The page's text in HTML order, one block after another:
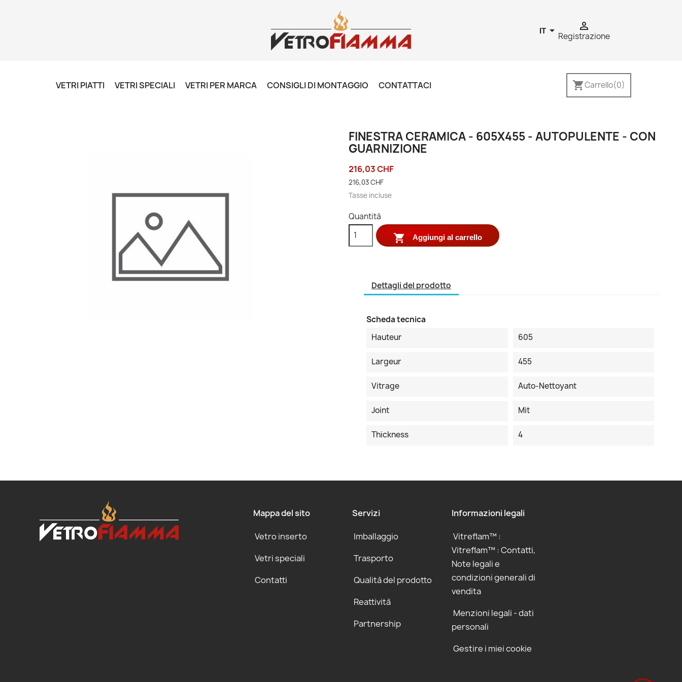
IT  
Registrazione
shopping_cartCarrello(0)
VETRI PIATTI VETRI SPECIALI VETRI PER MARCA CONSIGLI DI MONTAGGIO CONTATTACI
FINESTRA CERAMICA - 605X455 - AUTOPULENTE - CON
GUARNIZIONE
216,03 CHF
216,03 CHF
Tasse incluse
Quantità
 Aggiungi al carrello
Dettagli del prodotto
Scheda tecnica
Hauteur
605
Largeur 455
Vitrage Auto-Nettoyant
Joint Mit
Thickness 4
Mappa del sito
Vetro inserto
Vetri speciali
Contatti
Servizi
Imballaggio
Trasporto
Qualità del prodotto
Reattività
Partnership
Informazioni legali
Vitreflam™ :
Vitreflam™ : Contatti,
Note legali e
condizioni generali di
vendita
Menzioni legali - dati
personali
Gestire i miei cookie